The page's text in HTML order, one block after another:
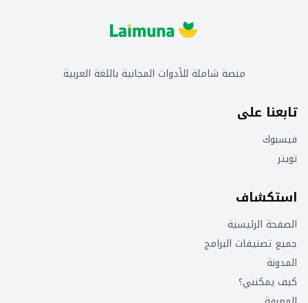
منصة شاملة للأدوات المجانية باللغة العربية
تابعنا على
فيسبوك
تويتر
استكشاف
الصفحة الرئيسية
جميع تصنيفات البرامج
المدونة
كيف يمكنني؟